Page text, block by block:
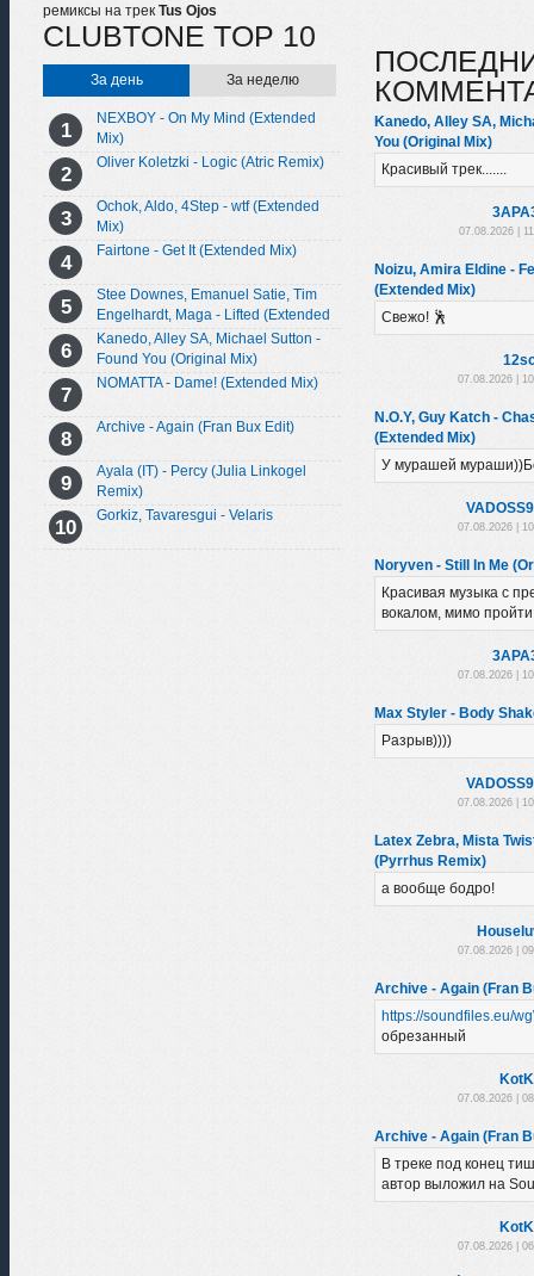
ремиксы на трек Tus Ojos
CLUBTONE TOP 10
За день За неделю
NEXBOY - On My Mind (Extended
Mix)
Oliver Koletzki - Logic (Atric Remix)
Ochok, Aldo, 4Step - wtf (Extended
Mix)
Fairtone - Get It (Extended Mix)
Stee Downes, Emanuel Satie, Tim
Engelhardt, Maga - Lifted (Extended
Mix)
Kanedo, Alley SA, Michael Sutton -
Found You (Original Mix)
NOMATTA - Dame! (Extended Mix)
Archive - Again (Fran Bux Edit)
Ayala (IT) - Percy (Julia Linkogel
Remix)
Gorkiz, Tavaresgui - Velaris
Kanedo, Alley SA,
You (Original Mix)
Красивый трек.......
07.08.2026 |
Noizu, Amira Eldine -
(Extended Mix)
Свежо! 🕺
07.08.2026 |
N.O.Y, Guy Katch -
(Extended Mix)
У мурашей
07.08.2026 |
Noryven - Still In Me
Красивая музыка с
вокалом, мимо
07.08.2026 |
Max Styler - Body
Разрыв))))
07.08.2026 |
Latex Zebra, Mista
(Pyrrhus Remix)
а вообще бодро!
07.08.2026 |
Archive - Again (Fran
https://soundfiles.eu/
обрезанный
07.08.2026 |
Archive - Again (Fran
В треке под конец
автор выложил на
07.08.2026 |